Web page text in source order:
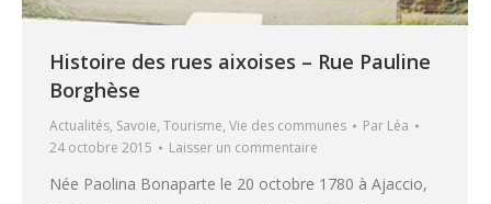
Histoire des rues aixoises – Rue Pauline
Borghèse
Actualités, Savoie, Tourisme, Vie des communes Par Léa
24 octobre 2015
Laisser un commentaire
Née Paolina Bonaparte le 20 octobre 1780 à Ajaccio,